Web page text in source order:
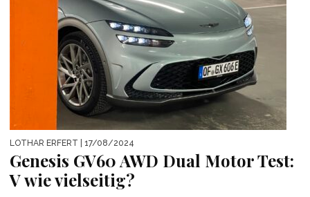
LOTHAR ERFERT | 17/08/2024
Genesis GV60 AWD Dual Motor Test:
V wie vielseitig?